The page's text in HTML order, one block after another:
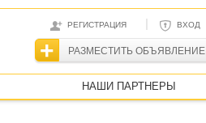
РЕГИСТРАЦИЯ | ВХОД
РАЗМЕСТИТЬ ОБЪЯВЛЕНИЕ
НАШИ ПАРТНЕРЫ